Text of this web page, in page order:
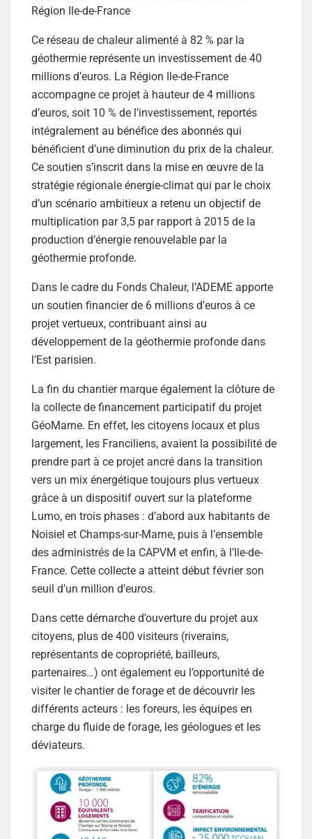
Région Ile-de-France
Ce réseau de chaleur alimenté à 82 % par la
géothermie représente un investissement de 40
millions d’euros. La Région Ile-de-France
accompagne ce projet à hauteur de 4 millions
d’euros, soit 10 % de l’investissement, reportés
intégralement au bénéfice des abonnés qui
bénéficient d’une diminution du prix de la chaleur.
Ce soutien s’inscrit dans la mise en œuvre de la
stratégie régionale énergie-climat qui par le choix
d’un scénario ambitieux a retenu un objectif de
multiplication par 3,5 par rapport à 2015 de la
production d’énergie renouvelable par la
géothermie profonde.
Dans le cadre du Fonds Chaleur, l’ADEME apporte
un soutien financier de 6 millions d’euros à ce
projet vertueux, contribuant ainsi au
développement de la géothermie profonde dans
l’Est parisien.
La fin du chantier marque également la clôture de
la collecte de financement participatif du projet
GéoMarne. En effet, les citoyens locaux et plus
largement, les Franciliens, avaient la possibilité de
prendre part à ce projet ancré dans la transition
vers un mix énergétique toujours plus vertueux
grâce à un dispositif ouvert sur la plateforme
Lumo, en trois phases : d’abord aux habitants de
Noisiel et Champs-sur-Marne, puis à l’ensemble
des administrés de la CAPVM et enfin, à l’Ile-de-
France. Cette collecte a atteint début février son
seuil d’un million d’euros.
Dans cette démarche d’ouverture du projet aux
citoyens, plus de 400 visiteurs (riverains,
représentants de copropriété, bailleurs,
partenaires…) ont également eu l’opportunité de
visiter le chantier de forage et de découvrir les
différents acteurs : les foreurs, les équipes en
charge du fluide de forage, les géologues et les
déviateurs.